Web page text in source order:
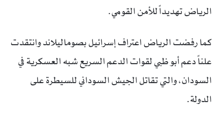
الرياض تهديداً للأمن القومي.
كما رفضت الرياض اعتراف إسرائيل بصوماليلاند وانتقدت
علناً دعم أبو ظبي لقوات الدعم السريع شبه العسكرية في
السودان، والتي تقاتل الجيش السوداني للسيطرة على
الدولة.